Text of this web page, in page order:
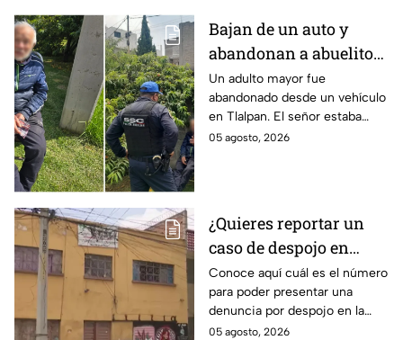
Bajan de un auto y
abandonan a abuelito
de 83 años en CDMX
con demencia senil
Un adulto mayor fue
abandonado desde un vehículo
en Tlalpan. El señor estaba
desorientado y la ayuda de
05 agosto, 2026
¿Quieres reportar un
caso de despojo en
CDMX? El número que
tienes que marcar y lo
que tienes que hacer
Conoce aquí cuál es el número
para poder presentar una
denuncia por despojo en la
CDMX y qué hacer si eres
05 agosto, 2026